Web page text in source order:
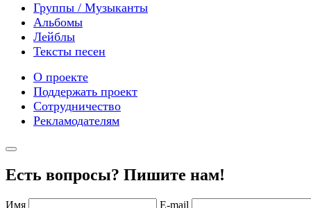
Группы / Музыканты
Альбомы
Лейблы
Тексты песен
О проекте
Поддержать проект
Сотрудничество
Рекламодателям
Есть вопросы? Пишите нам!
Имя E-mail